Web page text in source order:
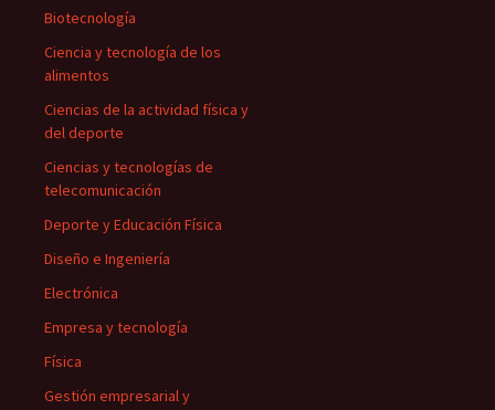
Biotecnología
Ciencia y tecnología de los
alimentos
Ciencias de la actividad física y
del deporte
Ciencias y tecnologías de
telecomunicación
Deporte y Educación Física
Diseño e Ingeniería
Electrónica
Empresa y tecnología
Física
Gestión empresarial y